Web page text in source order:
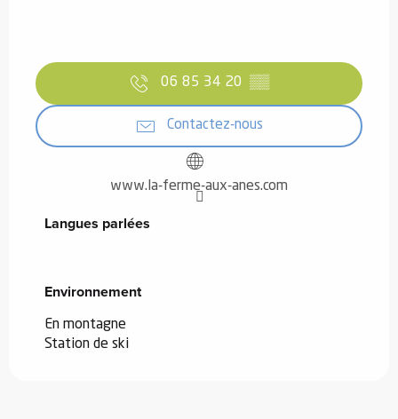
06 85 34 20 ▒▒
Contactez-nous
www.la-ferme-aux-anes.com
Langues parlées
Langues parlées
Environnement
Environnement
En montagne
Station de ski